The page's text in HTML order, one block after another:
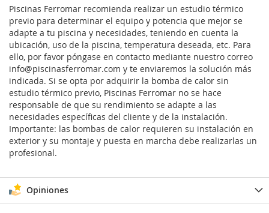
Piscinas Ferromar recomienda realizar un estudio térmico
previo para determinar el equipo y potencia que mejor se
adapte a tu piscina y necesidades, teniendo en cuenta la
ubicación, uso de la piscina, temperatura deseada, etc. Para
ello, por favor póngase en contacto mediante nuestro correo
info@piscinasferromar.com y te enviaremos la solución más
indicada. Si se opta por adquirir la bomba de calor sin
estudio térmico previo, Piscinas Ferromar no se hace
responsable de que su rendimiento se adapte a las
necesidades específicas del cliente y de la instalación.
Importante: las bombas de calor requieren su instalación en
exterior y su montaje y puesta en marcha debe realizarlas un
profesional.
Opiniones